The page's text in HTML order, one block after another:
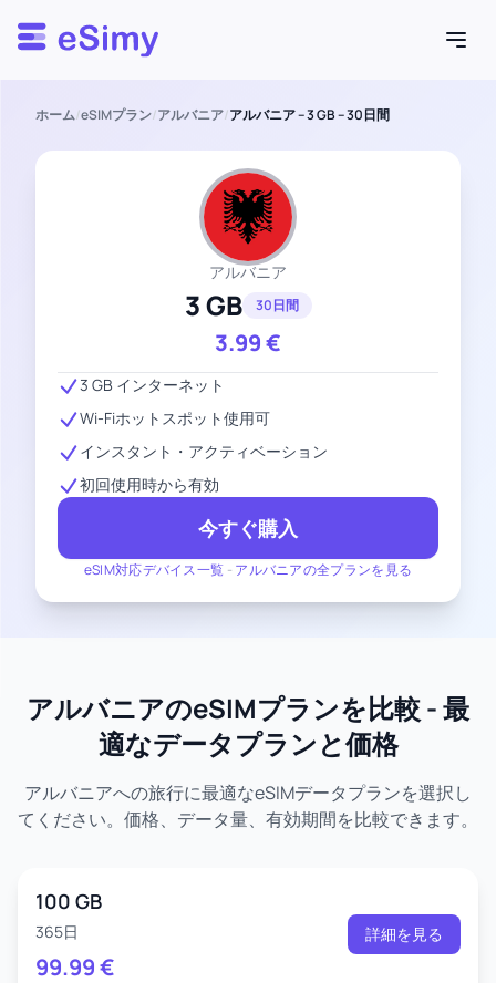
Esimy
ホーム/eSIMプラン/アルバニア/アルバニア – 3 GB – 30日間
アルバニア
3 GB 30日間
3.99€
eSIM対応デバイス一覧 - アルバニアの全プランを見る
3 GB インターネット
Wi-Fiホットスポット使用可
インスタント・アクティベーション
初回使用時から有効
今すぐ購入
アルバニアのeSIMプランを比較 - 最
適なデータプランと価格
アルバニアへの旅行に最適なeSIMデータプランを選択し
てください。価格、データ量、有効期間を比較できます。
100 GB
365日
99.99€
詳細を見る